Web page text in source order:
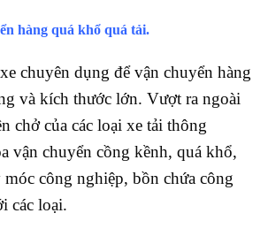
hàng quá khổ quá tải.
dụng để vận chuyển hàng
và kích thước lớn. Vượt ra ngoài
chở của các loại xe tải thông
vận chuyển cồng kềnh, quá khổ,
công nghiệp, bồn chứa công
các loại.